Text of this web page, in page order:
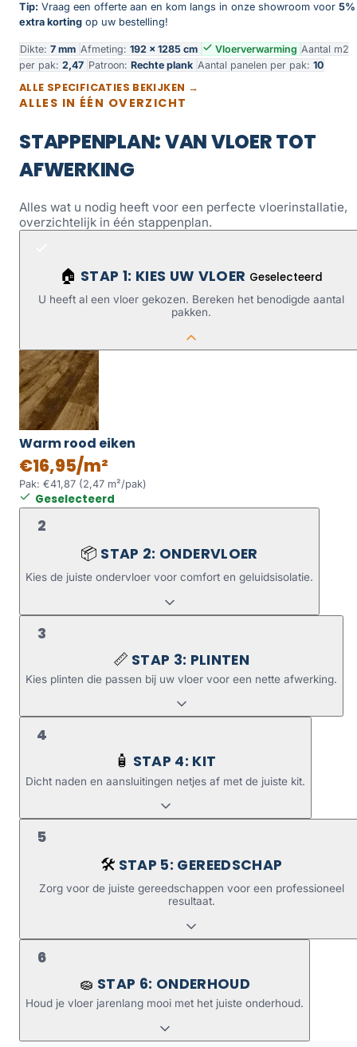
Tip: Vraag een offerte aan en kom langs in onze showroom voor 5%
extra korting op uw bestelling!
Dikte: 7 mm Afmeting: 192 × 1285 cm Vloerverwarming Aantal m2
per pak: 2,47 Patroon: Rechte plank Aantal panelen per pak: 10
ALLE SPECIFICATIES BEKIJKEN →
ALLES IN ÉÉN OVERZICHT
STAPPENPLAN: VAN VLOER TOT
AFWERKING
Alles wat u nodig heeft voor een perfecte vloerinstallatie,
overzichtelijk in één stappenplan.
🏠 STAP 1: KIES UW VLOER Geselecteerd
U heeft al een vloer gekozen. Bereken het benodigde aantal
pakken.
Warm rood eiken
€16,95/m²
Pak: €41,87 (2,47 m²/pak)
Geselecteerd
2
📦 STAP 2: ONDERVLOER
Kies de juiste ondervloer voor comfort en geluidsisolatie.
3
📏 STAP 3: PLINTEN
Kies plinten die passen bij uw vloer voor een nette afwerking.
4
🧴 STAP 4: KIT
Dicht naden en aansluitingen netjes af met de juiste kit.
5
🛠️ STAP 5: GEREEDSCHAP
Zorg voor de juiste gereedschappen voor een professioneel
resultaat.
6
🧽 STAP 6: ONDERHOUD
Houd je vloer jarenlang mooi met het juiste onderhoud.